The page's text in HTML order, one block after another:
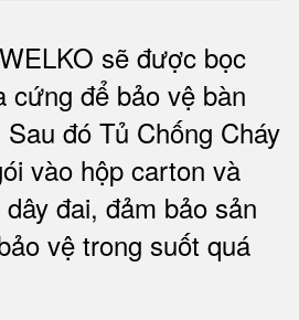
sẽ được bọc
cứng để bảo vệ bàn
Sau đó Tủ Chống Cháy
vào hộp carton và
đai, đảm bảo sản
vệ trong suốt quá